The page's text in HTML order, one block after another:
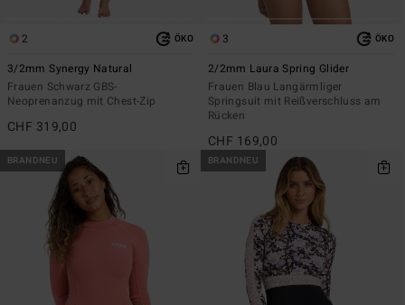
2 ÖKO
3/2mm Synergy Natural
Frauen Schwarz GBS-
Neoprenanzug mit Chest-Zip
CHF 319,00
3 ÖKO
2/2mm Laura Spring Glider
Frauen Blau Langärmliger
Springsuit mit Reißverschluss am
Rücken
CHF 169,00
BRANDNEU BRANDNEU